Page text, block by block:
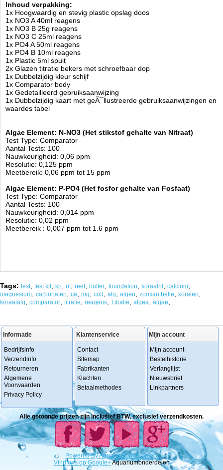
Red Sea
Manufactured by: Red Sea
Model:RED-21520
Product ID:
4.8114 59.96 59.96 Available from:
OrderNew
Inhoud verpakking:
1x Hoogwaardig en stevig plastic opslag doos
1x NO3 A 40ml reagens
1x NO3 B 25g reagens
1x NO3 C 25ml reagens
1x PO4 A 50ml reagens
1x PO4 B 10ml reagens
1x Plastic 5ml spuit
2x Glazen titratie bekers met schroefbaar dop
1x Dubbelzijdig kleur schijf
1x Comparator body
1x Gedetailleerd gebruiksaanwijzing
1x Dubbelzijdig kaart met geÃ¯llustreerde gebruiksaanwijzingen en
waardes tabel
Algae Element: N-NO3 (Het stikstof gehalte van Nitraat)
Test Type: Comparator
Aantal Tests: 100
Nauwkeurigheid: 0,06 ppm
Resolutie: 0,125 ppm
Meetbereik: 0,06 ppm tot 15 ppm
Algae Element: P-PO4 (Het fosfor gehalte van Fosfaat)
Test Type: Comparator
Aantal Tests: 100
Nauwkeurigheid: 0,014 ppm
Resolutie: 0,02 ppm
Meetbereik : 0,007 ppm tot 1.6 ppm
Tags: test test kit kh rif, reef, buffer foundation koraalrif, calcium
magnesium carbonaten ca mg co3 alg algen zooxanthelle koralen
koraalalg comparator titratie reagens Titratie algea algae
Informatie
Bedrijfsinfo
Verzendinfo
Retourneren
Algemene
Voorwaarden
Privacy Policy
Klantenservice
Contact
Sitemap
Fabrikanten
Klachten
Betaalmethodes
Mijn account
Mijn account
Bestelhistorie
Verlanglijst
Nieuwsbrief
Linkpartners
Alle getoonde prijzen zijn inclusief BTW, exclusief verzendkosten.
PoweredByAquariumonderdelen.
Vind ons op Google+Aquariumonderdelen